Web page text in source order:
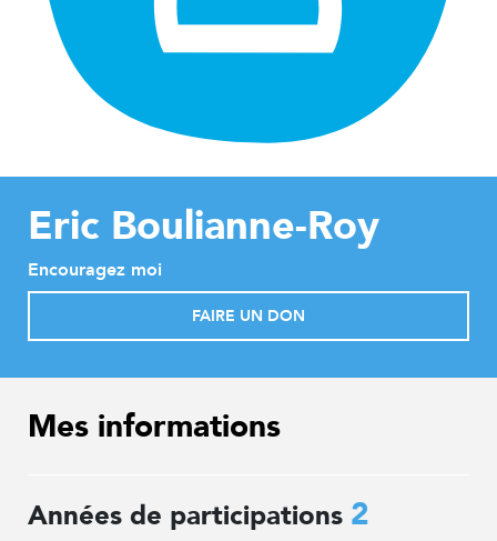
Eric Boulianne-Roy
Encouragez moi
FAIRE UN DON
Mes informations
Années de participations 2